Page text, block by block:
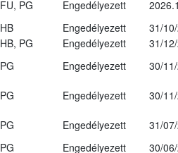
FU, PG Engedélyezett
HB Engedélyezett
31/
HB, PG Engedélyezett
31/
PG Engedélyezett
30/
PG Engedélyezett
30/
PG Engedélyezett
31/
PG Engedélyezett
30/